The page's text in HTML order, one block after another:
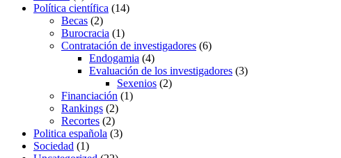
Política científica (14)
Becas (2)
Burocracia (1)
Contratación de investigadores (6)
Endogamia (4)
Evaluación de los investigadores (3)
Sexenios (2)
Financiación (1)
Rankings (2)
Recortes (2)
Politica española (3)
Sociedad (1)